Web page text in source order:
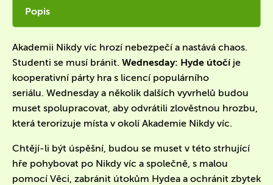
Popis
Akademii Nikdy víc hrozí nebezpečí a nastává chaos.
Studenti se musí bránit. Wednesday: Hyde útočí je
kooperativní párty hra s licencí populárního
seriálu. Wednesday a několik dalších vyvrhelů budou
muset spolupracovat, aby odvrátili zlověstnou hrozbu,
která terorizuje místa v okolí Akademie Nikdy víc.
Chtějí-li být úspěšní, budou se muset v této strhující
hře pohybovat po Nikdy víc a společně, s malou
pomocí Věci, zabránit útokům Hydea a ochránit zbytek